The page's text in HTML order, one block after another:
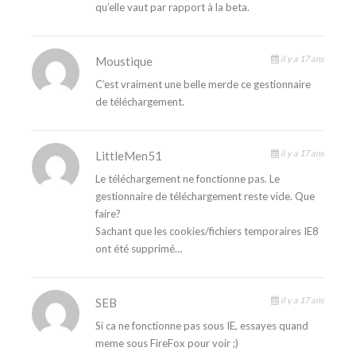
qu’elle vaut par rapport à la beta.
Moustique il y a 17 ans
C’est vraiment une belle merde ce gestionnaire
de téléchargement.
LittleMen51 il y a 17 ans
Le téléchargement ne fonctionne pas. Le
gestionnaire de téléchargement reste vide. Que
faire?
Sachant que les cookies/fichiers temporaires IE8
ont été supprimé…
SEB il y a 17 ans
Si ca ne fonctionne pas sous IE, essayes quand
meme sous FireFox pour voir ;)